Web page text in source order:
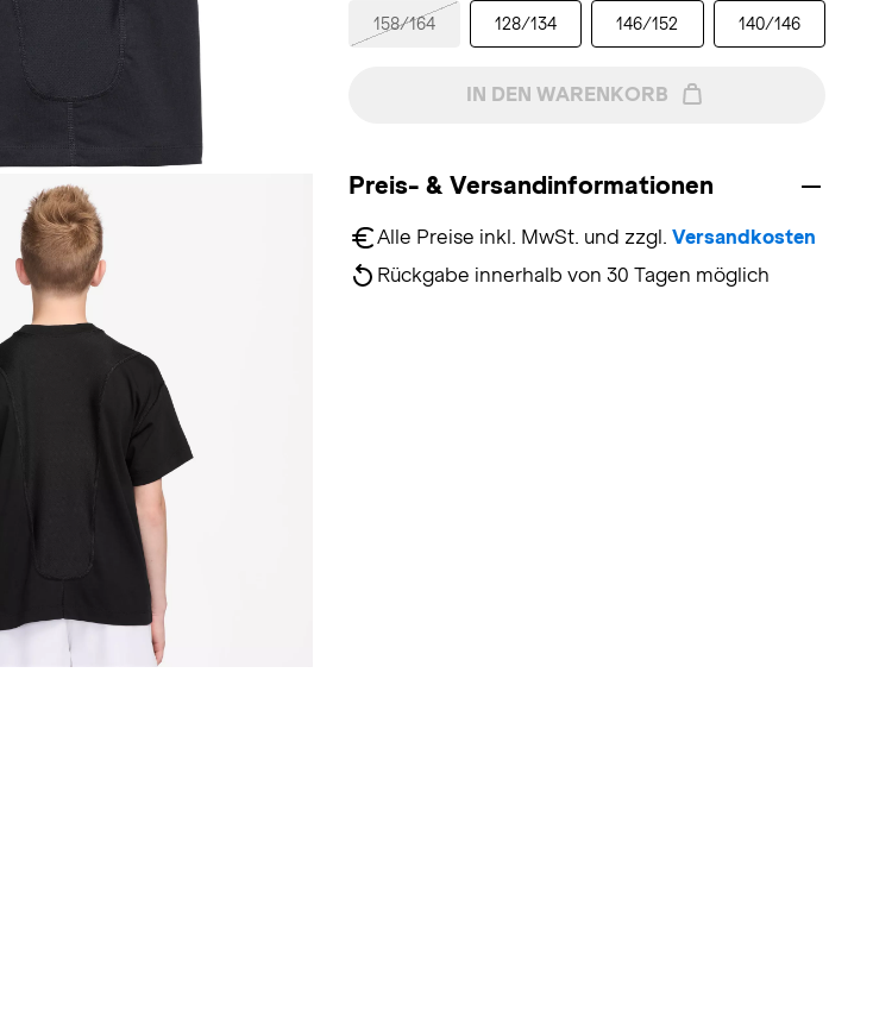
158/164 128/134 146/152 140/146
IN DEN WARENKORB
Preis- & Versandinformationen
Alle Preise inkl. MwSt. und zzgl. Versandkosten
Rückgabe innerhalb von 30 Tagen möglich